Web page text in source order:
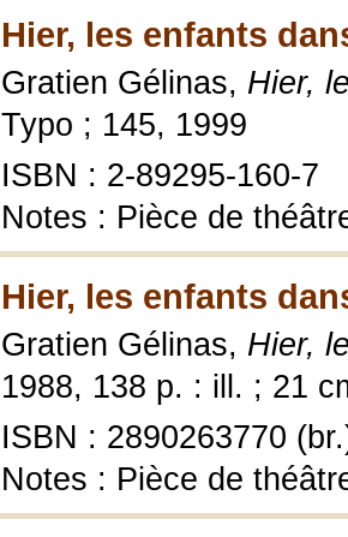
Hier, les enfants
Gratien Gélinas, Hier,
Typo ; 145, 1999
ISBN : 2-89295-160-7
Notes : Pièce de
Hier, les enfants
Gratien Gélinas, Hier,
1988, 138 p. : ill. ; 21
ISBN : 2890263770
Notes : Pièce de